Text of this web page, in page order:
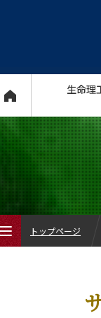
生命理
トップページ
生命理工学系について